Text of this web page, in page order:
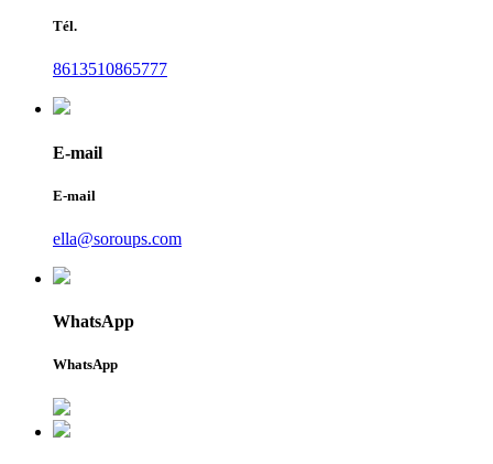
Tél.
8613510865777
E-mail
E-mail
ella@soroups.com
WhatsApp
WhatsApp